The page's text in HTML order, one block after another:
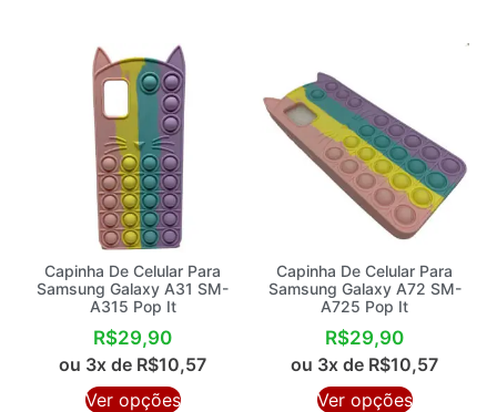
Capinha De Celular Para
Samsung Galaxy A31 SM-
A315 Pop It
R$29,90
ou 3x de R$10,57
Ver opções
Capinha De Celular Para
Samsung Galaxy A72 SM-
A725 Pop It
R$29,90
ou 3x de R$10,57
Ver opções